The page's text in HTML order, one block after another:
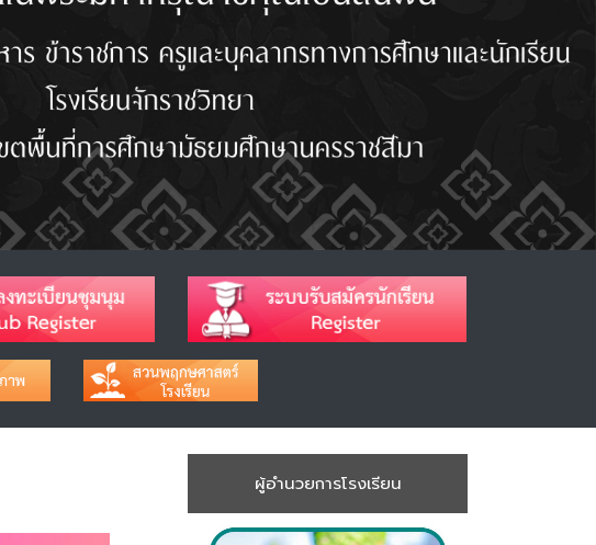
ผู้อำนวยการโรงเรียน